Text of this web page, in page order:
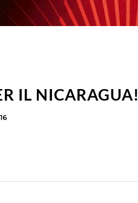
IL NICARAGUA!